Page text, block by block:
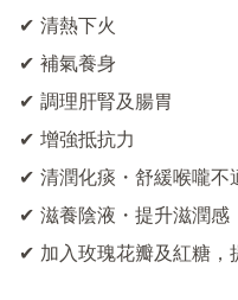
✔ 清熱下火
✔ 補氣養身
✔ 調理肝腎及腸胃
✔ 增強抵抗力
✔ 清潤化痰・舒緩喉嚨不
✔ 滋養陰液・提升滋潤感
✔ 加入玫瑰花瓣及紅糖，